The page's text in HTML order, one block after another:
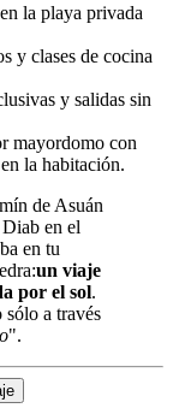
la playa privada
y clases de cocina
y salidas sin
mayordomo con
la habitación.
de Asuán
en el
en tu
un viaje
por el sol.
a través
".